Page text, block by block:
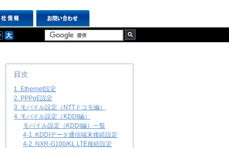
目次
1. Ethernet設定
2. PPPoE設定
3. モバイル設定（NTTドコモ編）
4. モバイル設定（KDDI編）
モバイル設定（KDDI編）一覧
4-1. KDDIデータ通信端末接続設定
4-2. NXR-G100/KL LTE接続設定